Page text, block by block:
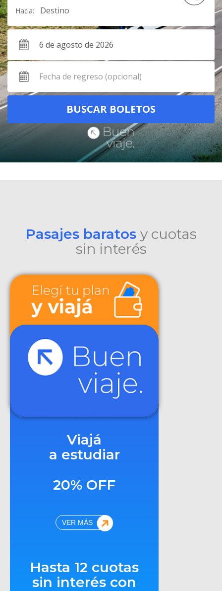
Pasajes baratos y cuotas
sin interés
Viajá
a estudiar
20% OFF
VER MÁS
Hasta 12 cuotas
sin interés con